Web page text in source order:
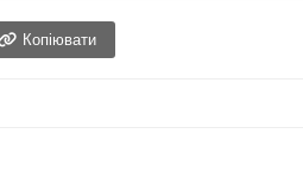
Копіювати